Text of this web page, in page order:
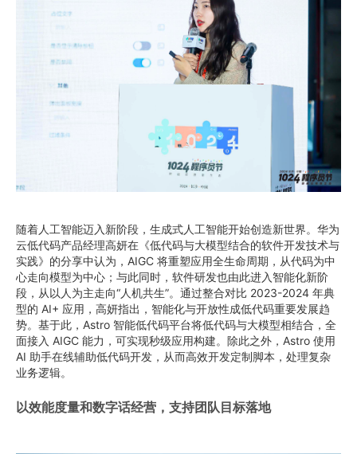
随着人工智能迈入新阶段，生成式人工智能开始创造新世界。华为
云低代码产品经理高妍在《低代码与大模型结合的软件开发技术与
实践》的分享中认为，AIGC 将重塑应用全生命周期，从代码为中
心走向模型为中心；与此同时，软件研发也由此进入智能化新阶
段，从以人为主走向“人机共生”。通过整合对比 2023-2024 年典
型的 AI+ 应用，高妍指出，智能化与开放性成低代码重要发展趋
势。基于此，Astro 智能低代码平台将低代码与大模型相结合，全
面接入 AIGC 能力，可实现秒级应用构建。除此之外，Astro 使用
AI 助手在线辅助低代码开发，从而高效开发定制脚本，处理复杂
业务逻辑。
以效能度量和数字话经营，支持团队目标落地